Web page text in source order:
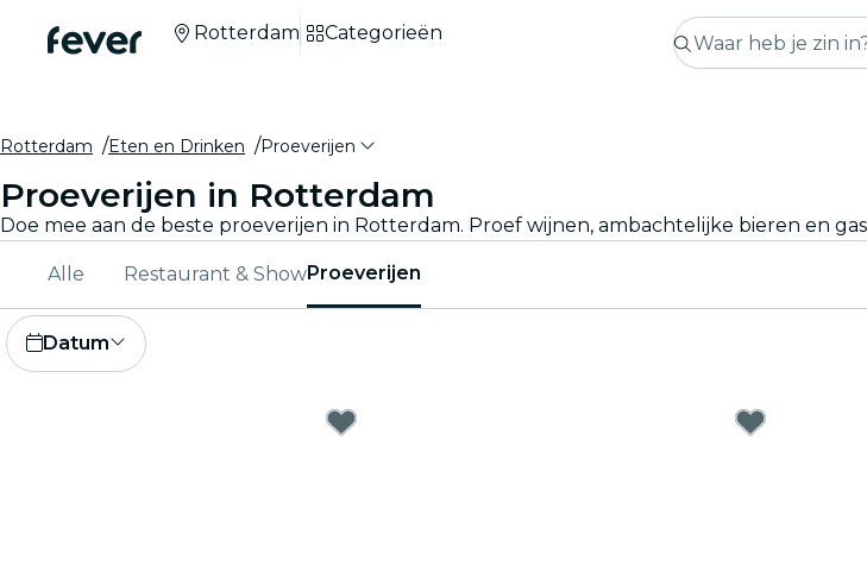
Rotterdam Categorieën
Rotterdam Eten en Drinken Proeverijen
Proeverijen in Rotterdam
Doe mee aan de beste proeverijen in Rotterdam. Proef wijnen, ambachtelijke bieren en
Alle Restaurant & ShowProeverijen
Datum